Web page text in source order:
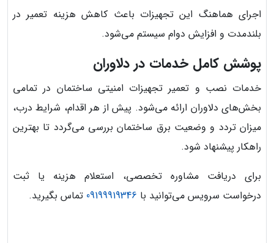
اجرای هماهنگ این تجهیزات باعث کاهش هزینه تعمیر در
بلندمدت و افزایش دوام سیستم می‌شود.
پوشش کامل خدمات در دلاوران
خدمات نصب و تعمیر تجهیزات امنیتی ساختمان در تمامی
بخش‌های دلاوران ارائه می‌شود. پیش از هر اقدام، شرایط درب،
میزان تردد و وضعیت برق ساختمان بررسی می‌گردد تا بهترین
راهکار پیشنهاد شود.
برای دریافت مشاوره تخصصی، استعلام هزینه یا ثبت
درخواست سرویس می‌توانید با 09199919346 تماس بگیرید.